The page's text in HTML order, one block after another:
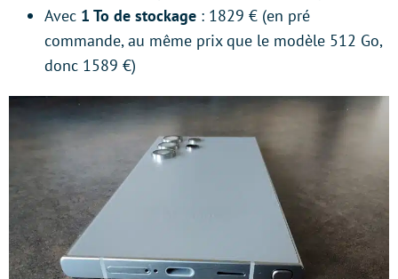
Avec 1 To de stockage : 1829 € (en pré
commande, au même prix que le modèle 512 Go,
donc 1589 €)